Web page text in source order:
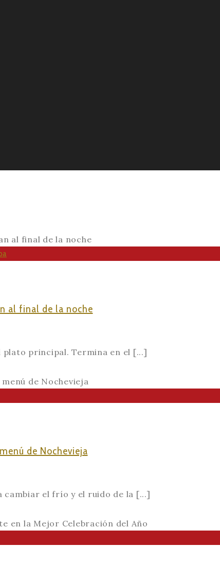
al final de la noche
plato principal. Termina en el [...]
de Nochevieja
cambiar el frío y el ruido de la [...]